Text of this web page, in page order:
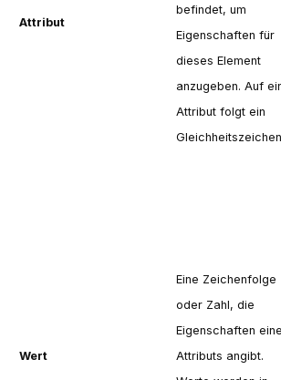
Attribut
befindet, um
Eigenschaften für
dieses Element
anzugeben. Auf
Attribut folgt ein
Wert
Eine Zeichenfolge
oder Zahl, die
Eigenschaften
Attributs angibt.